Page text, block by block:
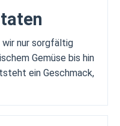
wir nur sorgfältig
Gemüse bis hin
ein Geschmack,